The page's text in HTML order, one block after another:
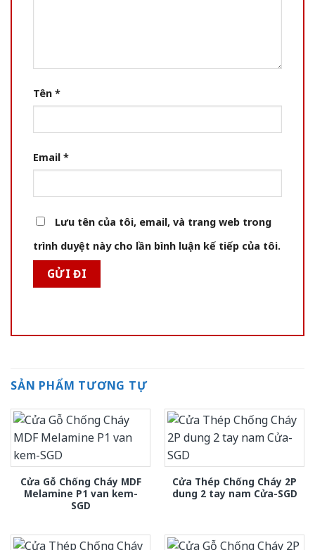
Tên *
Email *
Lưu tên của tôi, email, và trang web trong
trình duyệt này cho lần bình luận kế tiếp của tôi.
SẢN PHẨM TƯƠNG TỰ
Cửa Gỗ Chống Cháy MDF
Melamine P1 van kem-
SGD
Cửa Thép Chống Cháy 2P
dung 2 tay nam Cửa-SGD